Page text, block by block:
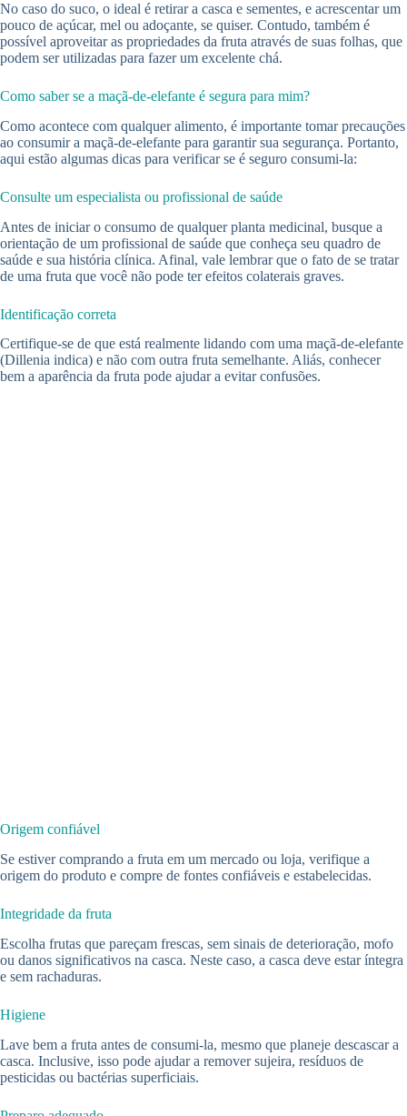
No caso do suco, o ideal é retirar a casca e sementes, e acrescentar um
pouco de açúcar, mel ou adoçante, se quiser. Contudo, também é
possível aproveitar as propriedades da fruta através de suas folhas, que
podem ser utilizadas para fazer um excelente chá.
Como saber se a maçã-de-elefante é segura para mim?
Como acontece com qualquer alimento, é importante tomar precauções
ao consumir a maçã-de-elefante para garantir sua segurança. Portanto,
aqui estão algumas dicas para verificar se é seguro consumi-la:
Consulte um especialista ou profissional de saúde
Antes de iniciar o consumo de qualquer planta medicinal, busque a
orientação de um profissional de saúde que conheça seu quadro de
saúde e sua história clínica. Afinal, vale lembrar que o fato de se tratar
de uma fruta que você não pode ter efeitos colaterais graves.
Identificação correta
Certifique-se de que está realmente lidando com uma maçã-de-elefante
(Dillenia indica) e não com outra fruta semelhante. Aliás, conhecer
bem a aparência da fruta pode ajudar a evitar confusões.
Origem confiável
Se estiver comprando a fruta em um mercado ou loja, verifique a
origem do produto e compre de fontes confiáveis e estabelecidas.
Integridade da fruta
Escolha frutas que pareçam frescas, sem sinais de deterioração, mofo
ou danos significativos na casca. Neste caso, a casca deve estar íntegra
e sem rachaduras.
Higiene
Lave bem a fruta antes de consumi-la, mesmo que planeje descascar a
casca. Inclusive, isso pode ajudar a remover sujeira, resíduos de
pesticidas ou bactérias superficiais.